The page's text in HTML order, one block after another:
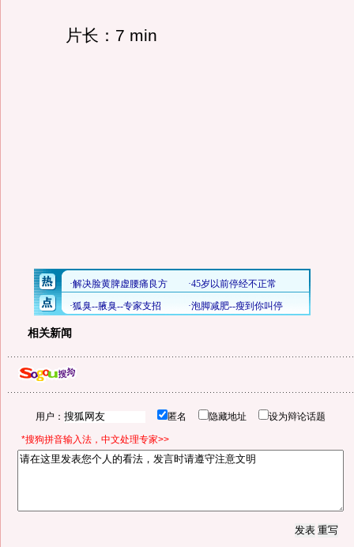
片长：7 min
相关新闻
用户： 匿名 隐藏地址 设为辩论话题
*搜狗拼音输入法，中文处理专家>>